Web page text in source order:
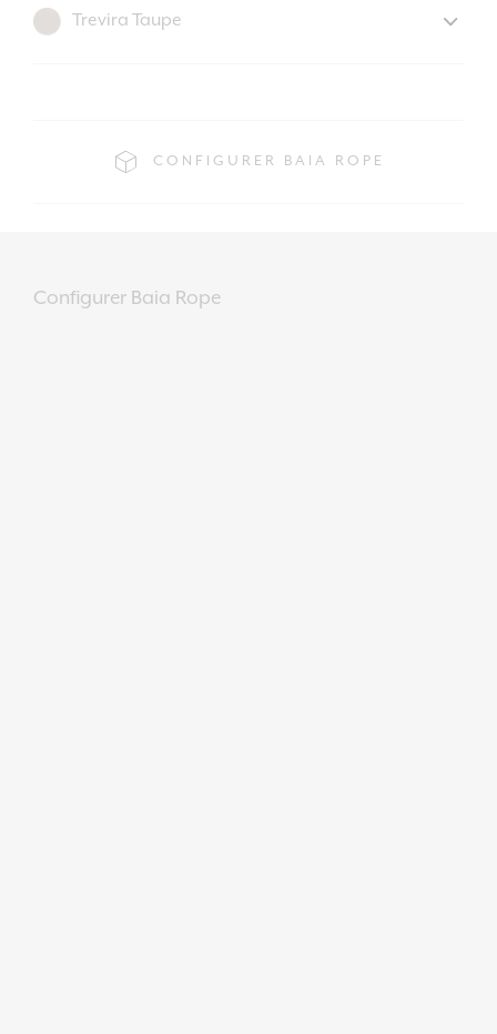
CONFIGURER BAIA ROPE
Configurer Baia Rope